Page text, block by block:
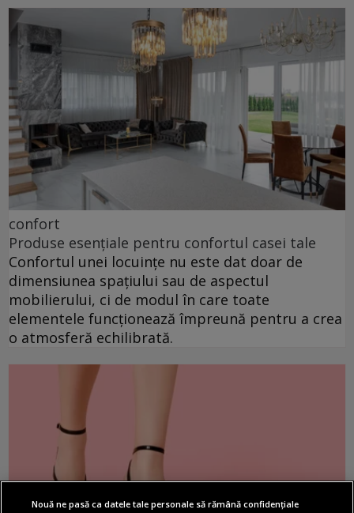
confort
Produse esențiale pentru confortul casei tale
Confortul unei locuințe nu este dat doar de
dimensiunea spațiului sau de aspectul
mobilierului, ci de modul în care toate
elementele funcționează împreună pentru a crea
o atmosferă echilibrată.
Nouă ne pasă ca datele tale personale să rămână confidențiale